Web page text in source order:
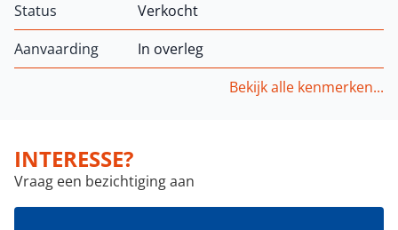
Status
Verkocht
Aanvaarding
In overleg
Bekijk alle kenmerken...
INTERESSE?
Vraag een bezichtiging aan